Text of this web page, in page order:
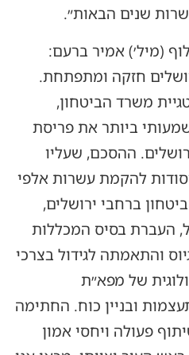
שנים הבאות״.
(מיל׳) אמיר ברעם:
חזקה ומתפתחת.
משרד הביטחון,
ביותר את פריסת
ההסכם, שעליו
להקמת עשרות אלפי
ברחבי ירושלים,
העברת בסיס המכללות
והתאמתה לגידול בצרכי
של מפא״ת
ובניין כוח. החתימה
פעולה ויחסי אמון